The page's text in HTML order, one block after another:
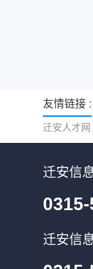
友情链接 :
迁安人才网
迁安信
迁安信